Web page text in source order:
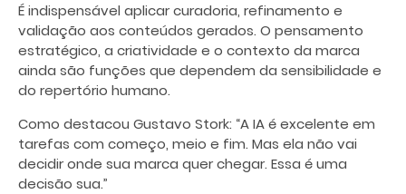
É indispensável aplicar curadoria, refinamento e
validação aos conteúdos gerados. O pensamento
estratégico, a criatividade e o contexto da marca
ainda são funções que dependem da sensibilidade e
do repertório humano.
Como destacou Gustavo Stork: “A IA é excelente em
tarefas com começo, meio e fim. Mas ela não vai
decidir onde sua marca quer chegar. Essa é uma
decisão sua.”